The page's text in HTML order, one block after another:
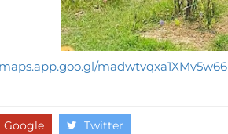
madwtvqxa1XMv5w66
Google Twitter